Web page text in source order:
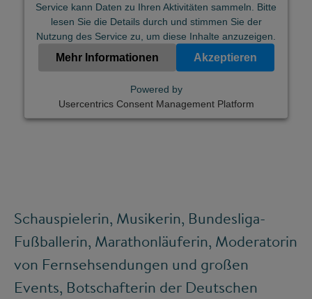
Service kann Daten zu Ihren Aktivitäten sammeln. Bitte
lesen Sie die Details durch und stimmen Sie der
Nutzung des Service zu, um diese Inhalte anzuzeigen.
Mehr Informationen Akzeptieren
Powered by
Usercentrics Consent Management Platform
Schauspielerin, Musikerin, Bundesliga-
Fußballerin, Marathonläuferin, Moderatorin
von Fernsehsendungen und großen
Events, Botschafterin der Deutschen